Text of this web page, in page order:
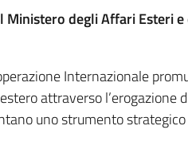
degli Affari Esteri
Internazionale
attraverso l’erogazione
uno strumento